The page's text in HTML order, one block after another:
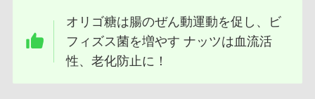
オリゴ糖は腸のぜん動運動を促し、ビ
フィズス菌を増やす ナッツは血流活
性、老化防止に！